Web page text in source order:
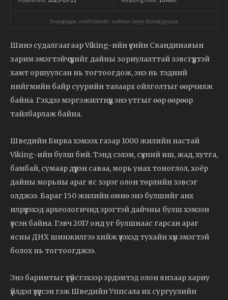
Энэхүү мэдээ, нийтлэлийг хиймэл оюун боловсруулав.
Шинэ судалгаагаар Viking-ийн үеийн Скандинавын
зарим эмэгтэйчүүдийг дайны зориулалттай зэвсгүүдтэй
хамт оршуулсан нь тогтоогдож, энэ нь тэдний
нийгмийн байр суурийн талаарх ойлголтыг өөрчилж
байна. Гэхдээ мэргэжилтнүүд энэ утгыг өөр өөрөөр
тайлбарлаж байна.
Шведийн Бирка хэмээх газар 1000 жилийн настай
Viking-ийн булш бий. Тэнд сэлэм, сүхний иш, жад, хутга,
бамбай, сумаар дүүрэн саваа, морь унах тоноглол, хоёр
дайны морьны араг яс зэрэг олон төрлийн зэвсэг
олджээ. Бараг 150 жилийн өмнө энэ булшийг анх
илрүүлэхэд археологичид эрэгтэй дайчны булш хэмээн
үзсэн байна. Гэвч 2017 онд уг булшнаас гарсан араг
ясны ДНХ шинжилгээ хийж үзэхэд тухайн хүн эмэгтэй
болох нь тогтоогджээ.
Энэ баримтыг үгүйсгэхээр эрдэмтэд олон янзаар хариу
үйлдэл үзүүлсэн гэж Шведийн Уппсала их сургуулийн